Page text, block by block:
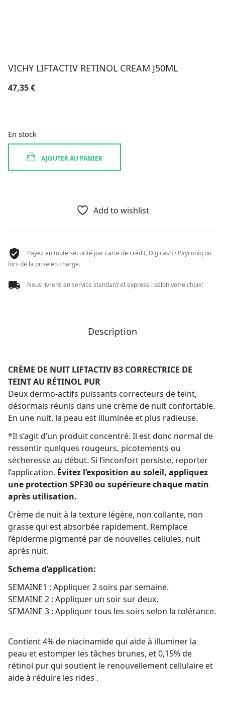
VICHY LIFTACTIV RETINOL CREAM J50ML
47,35€
En stock
AJOUTER AU PANIER
Add to wishlist
Payez en toute sécurité par carte de crédit, Digicash / Payconiq ou
lors de la prise en charge.
Nous livrons en service standard et express - selon votre choix!
Description
CRÈME DE NUIT LIFTACTIV B3 CORRECTRICE DE
TEINT AU RÉTINOL PUR
Deux dermo-actifs puissants correcteurs de teint,
désormais réunis dans une crème de nuit confortable.
En une nuit, la peau est illuminée et plus radieuse.
*Il s’agit d’un produit concentré. Il est donc normal de
ressentir quelques rougeurs, picotements ou
sécheresse au début. Si l’inconfort persiste, reporter
l’application. Évitez l’exposition au soleil, appliquez
une protection SPF30 ou supérieure chaque matin
après utilisation.
Crème de nuit à la texture légère, non collante, non
grasse qui est absorbée rapidement. Remplace
l’épiderme pigmenté par de nouvelles cellules, nuit
après nuit.
Schema d’application:
SEMAINE1 : Appliquer 2 soirs par semaine.
SEMAINE 2 : Appliquer un soir sur deux.
SEMAINE 3 : Appliquer tous les soirs selon la tolérance.
Contient 4% de niacinamide qui aide à illuminer la
peau et estomper les tâches brunes, et 0,15% de
rétinol pur qui soutient le renouvellement cellulaire et
aide à réduire les rides .